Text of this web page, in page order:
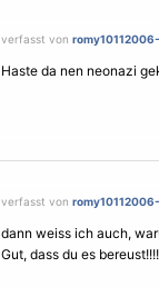
verfasst von
Haste da nen neonazi
verfasst von
dann weiss ich auch,
Gut, dass du es